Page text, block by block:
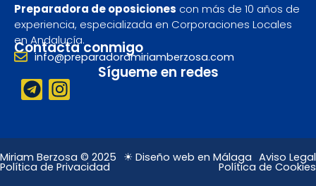
Preparadora de oposiciones con más de 10 años de
experiencia, especializada en Corporaciones Locales
en Andalucía.
Contacta conmigo
info@preparadoramiriamberzosa.com
Sígueme en redes
T
e
e
g
r
I
n
t
a
g
Miriam Berzosa © 2025 ☀ Diseño web en Málaga Aviso Legal
Política de Privacidad Política de Cookies